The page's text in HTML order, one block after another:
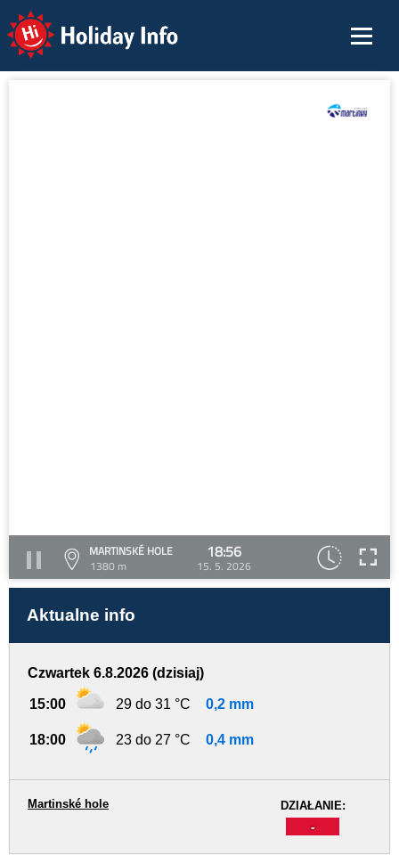
Holiday Info
MARTINSKÉ HOLE
1380 m
18:56
15. 5. 2026
Aktualne info
Czwartek 6.8.2026 (dzisiaj)
15:00 29 do 31 °C 0,2 mm
18:00 23 do 27 °C 0,4 mm
DZIAŁANIE:
-
Martinské hole